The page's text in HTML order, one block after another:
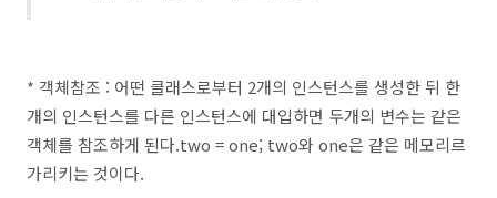
* 객체참조 : 어떤 클래스로부터 2개의 인스턴스를 생성한 뒤 한
개의 인스턴스를 다른 인스턴스에 대입하면 두개의 변수는 같은
객체를 참조하게 된다.two = one; two와 one은 같은 메모리르
가리키는 것이다.